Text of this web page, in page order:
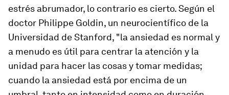
estrés abrumador, lo contrario es cierto. Según el
doctor Philippe Goldin, un neurocientífico de la
Universidad de Stanford, "la ansiedad es normal y
a menudo es útil para centrar la atención y la
unidad para hacer las cosas y tomar medidas;
cuando la ansiedad está por encima de un